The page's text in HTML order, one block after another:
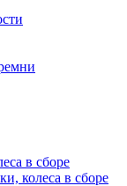
в сборе
колеса в сборе